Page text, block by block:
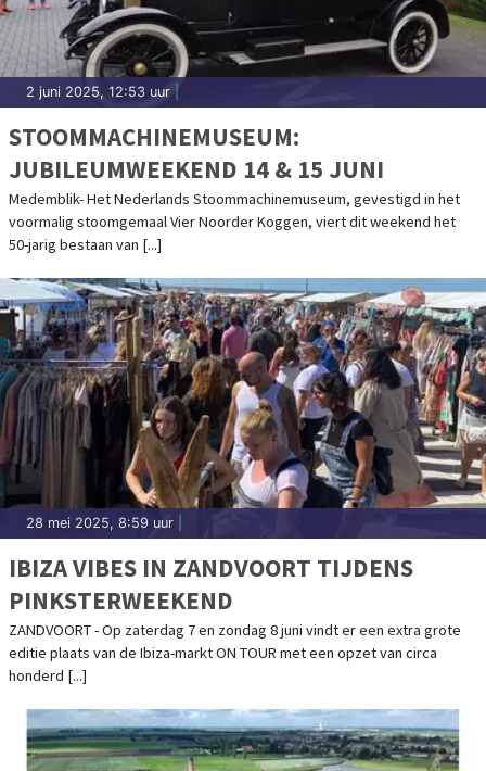
2 juni 2025, 12:53 uur
STOOMMACHINEMUSEUM:
JUBILEUMWEEKEND 14 & 15 JUNI
Medemblik- Het Nederlands Stoommachinemuseum, gevestigd in het
voormalig stoomgemaal Vier Noorder Koggen, viert dit weekend het
50-jarig bestaan van [...]
28 mei 2025, 8:59 uur
IBIZA VIBES IN ZANDVOORT TIJDENS
PINKSTERWEEKEND
ZANDVOORT - Op zaterdag 7 en zondag 8 juni vindt er een extra grote
editie plaats van de Ibiza-markt ON TOUR met een opzet van circa
honderd [...]